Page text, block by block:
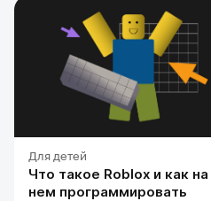
Для детей
Что такое Roblox и как на
нем программировать